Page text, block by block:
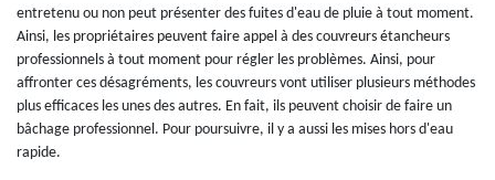
entretenu ou non peut présenter des fuites d'eau de pluie à tout moment.
Ainsi, les propriétaires peuvent faire appel à des couvreurs étancheurs
professionnels à tout moment pour régler les problèmes. Ainsi, pour
affronter ces désagréments, les couvreurs vont utiliser plusieurs méthodes
plus efficaces les unes des autres. En fait, ils peuvent choisir de faire un
bâchage professionnel. Pour poursuivre, il y a aussi les mises hors d'eau
rapide.